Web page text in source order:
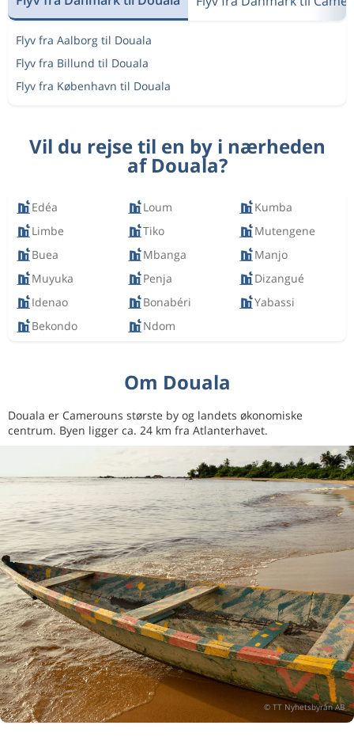
Flyv fra Aalborg til Douala
Flyv fra Billund til Douala
Flyv fra København til Douala
Vil du rejse til en by i nærheden
af Douala?
Edéa Loum
Kumba
Limbe
Tiko
Mutengene
Buea
Mbanga
Manjo
Muyuka
Penja
Dizangué
Idenao
Bonabéri
Yabassi
Bekondo
Ndom
Om Douala
Douala er Camerouns største by og landets økonomiske
centrum. Byen ligger ca. 24 km fra Atlanterhavet.